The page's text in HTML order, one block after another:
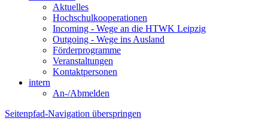
Aktuelles
Hochschulkooperationen
Incoming - Wege an die HTWK Leipzig
Outgoing - Wege ins Ausland
Förderprogramme
Veranstaltungen
Kontaktpersonen
intern
An-/Abmelden
Seitenpfad-Navigation überspringen